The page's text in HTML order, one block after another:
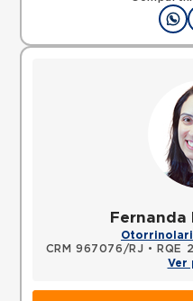
Fernanda
CRM 967076/RJ •
RQE
Ver